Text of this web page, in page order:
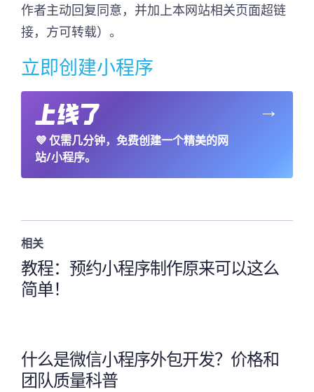
作者主动回复同意，并加上本网站相关页面超链
接，方可转载）。
立即创建小程序
💜仅需几分钟，免费创建一个精美的网
站/小程序。
→
相关
教程：预约小程序制作原来可以这么
简单！
什么是微信小程序外包开发？价格和
团队质量科普